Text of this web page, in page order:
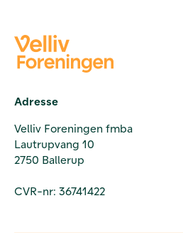
Adresse
Velliv Foreningen fmba
Lautrupvang 10
2750 Ballerup
CVR-nr: 36741422